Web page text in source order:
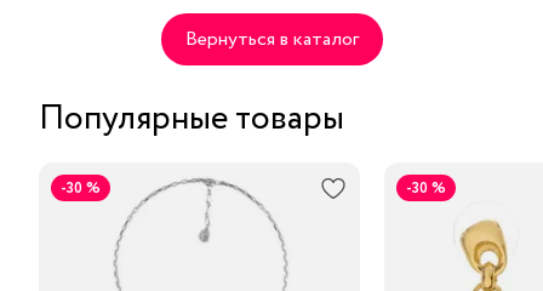
Вернуться в каталог
Популярные товары
-30 % -30 %